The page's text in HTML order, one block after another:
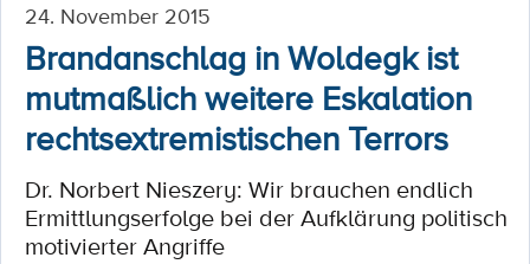
24. November 2015
Brandanschlag in Woldegk ist
mutmaßlich weitere Eskalation
rechtsextremistischen Terrors
Dr. Norbert Nieszery: Wir brauchen endlich
Ermittlungserfolge bei der Aufklärung politisch
motivierter Angriffe